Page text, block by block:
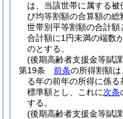
は、当該世帯に属する
び均等割額の合算額の
世帯別平等割額の合計額
合計額に1円未満の端数
のとする。
(後期高齢者支援金等賦
第19条
前条の所得割額
る年の前年の所得に係
標準額とし、これに次条
する。
(後期高齢者支援金等賦